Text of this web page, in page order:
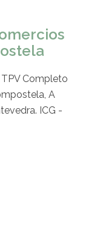
Completo
A
ICG -